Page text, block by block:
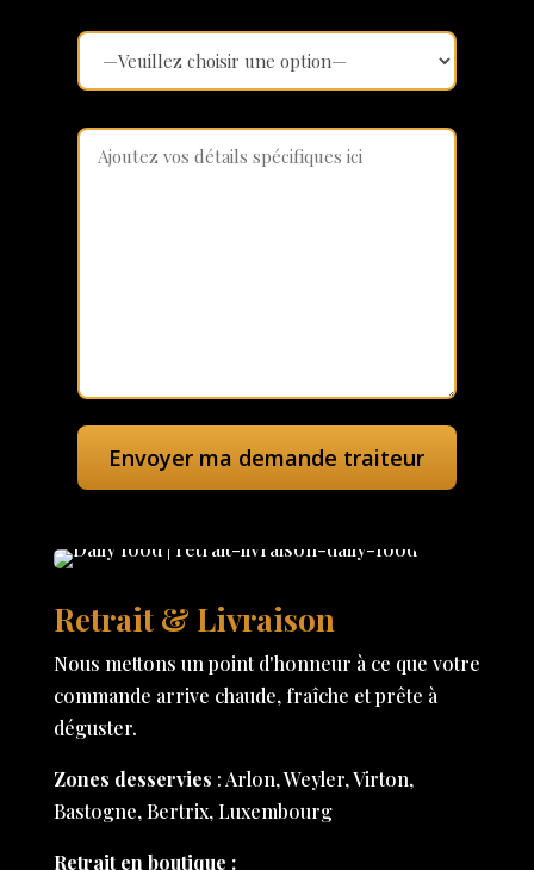
Retrait & Livraison
Nous mettons un point d'honneur à ce que votre
commande arrive chaude, fraîche et prête à
déguster.
Zones desservies : Arlon, Weyler, Virton,
Bastogne, Bertrix, Luxembourg
Retrait en boutique :